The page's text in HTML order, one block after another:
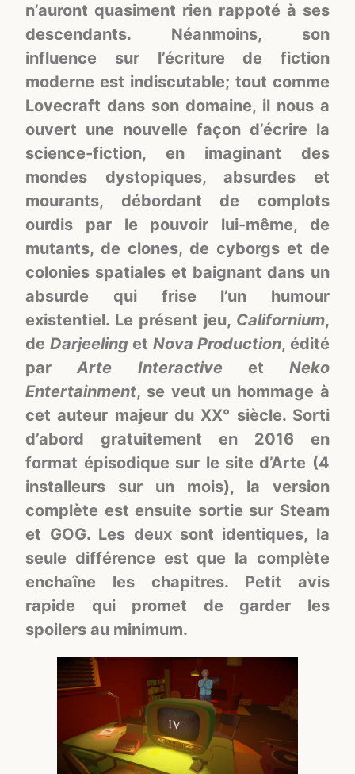
n’auront quasiment rien rappoté à ses
descendants. Néanmoins, son
influence sur l’écriture de fiction
moderne est indiscutable; tout comme
Lovecraft dans son domaine, il nous a
ouvert une nouvelle façon d’écrire la
science-fiction, en imaginant des
mondes dystopiques, absurdes et
mourants, débordant de complots
ourdis par le pouvoir lui-même, de
mutants, de clones, de cyborgs et de
colonies spatiales et baignant dans un
absurde qui frise l’un humour
existentiel. Le présent jeu, Californium,
de Darjeelinget Nova Production, édité
parArte Interactive et Neko
Entertainment, se veut un hommage à
cet auteur majeur du XX° siècle. Sorti
d’abord gratuitement en 2016 en
format épisodique sur le site d’Arte (4
installeurs sur un mois), la version
complète est ensuite sortie sur Steam
et GOG. Les deux sont identiques, la
seule différence est que la complète
enchaîne les chapitres. Petit avis
rapide qui promet de garder les
spoilers au minimum.